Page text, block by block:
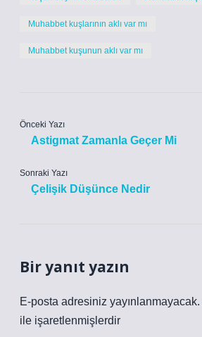
Muhabbet kuşlarının aklı var mı
Muhabbet kuşunun aklı var mı
Önceki Yazı
Astigmat Zamanla Geçer Mi
Sonraki Yazı
Çelişik Düşünce Nedir
Bir yanıt yazın
E-posta adresiniz yayınlanmayacak.
ile işaretlenmişlerdir